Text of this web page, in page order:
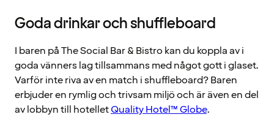
Goda drinkar och shuffleboard
I baren på The Social Bar & Bistro kan du koppla av i
goda vänners lag tillsammans med något gott i glaset.
Varför inte riva av en match i shuffleboard? Baren
erbjuder en rymlig och trivsam miljö och är även en del
av lobbyn till hotelletQuality Hotel™ Globe.